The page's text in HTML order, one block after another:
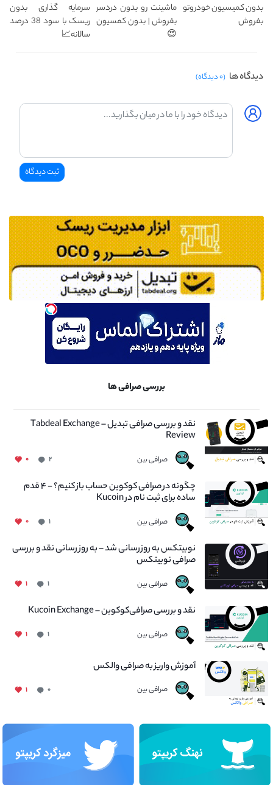
بدون کمیسیون خودروتو
بفروش
ماشینت رو بدون دردسر
بفروش | بدون کمسیون
😍
سرمایه گذاری بدون
ریسک با سود 38 درصد
سالانه📈
دیدگاه ها (۰ دیدگاه)
بررسی صرافی ها
نقد و بررسی صرافی تبدیل – Tabdeal Exchange
Review
صرافی بین ۲ ۰
چگونه در صرافی کوکوین حساب باز کنیم؟ - ۴ قدم
ساده برای ثبت نام در Kucoin
صرافی بین ۱ ۰
نوبیتکس به روزرسانی شد – به روز رسانی نقد و بررسی
صرافی نوبیتکس
صرافی بین ۱ ۱
نقد و بررسی صرافی‌کوکوین – Kucoin Exchange
صرافی بین ۱ ۱
آموزش واریز به صرافی والکس
صرافی بین ۰ ۱